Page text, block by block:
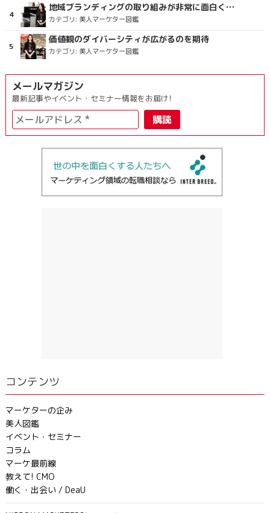
地域ブランディングの取り組みが非常に面白く注目しています
カテゴリ: 美人マーケター図鑑
価値観のダイバーシティが広がるのを期待
カテゴリ: 美人マーケター図鑑
メールマガジン
最新記事やイベント・セミナー情報をお届け!
コンテンツ
マーケターの企み
美人図鑑
イベント・セミナー
コラム
マーケ最前線
教えて! CMO
働く・出会い / DeaU